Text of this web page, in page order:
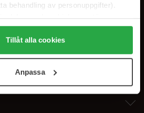
behandling av personuppgifter).
"Tillåt alla cookies" accepterar du
du under "Detaljer" kan anpassa
Du kan när som helst återkalla
Tillåt alla cookies
Anpassa